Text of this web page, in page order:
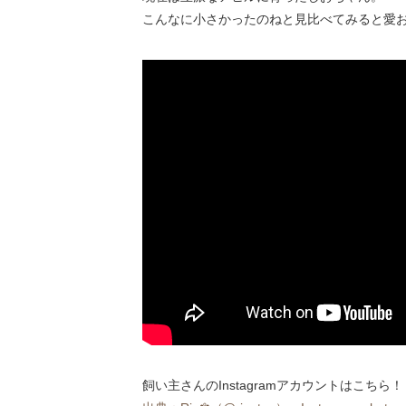
こんなに小さかったのねと見比べてみると愛
飼い主さんのInstagramアカウントはこちら！